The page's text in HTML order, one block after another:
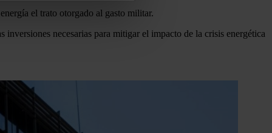
nuestros partners de
el trato otorgado al gasto militar.
necesarias para mitigar el impacto de la crisis energética